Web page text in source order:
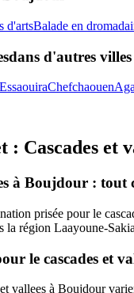
d'artsBalade en
dans d'autres villes
EssaouiraChefchaouen
: Cascades et
à Boujdour :
prisée pour le
la région Laayoune-
le cascades et
vallees à Boujdour